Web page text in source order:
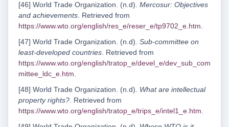
[46] World Trade Organization. (n.d). Mercosur: Objectives
and achievements. Retrieved from
https://www.wto.org/english/res_e/reser_e/tp9702_e.htm.
[47] World Trade Organization. (n.d). Sub-committee on
least-developed countries. Retrieved from
https://www.wto.org/english/tratop_e/devel_e/dev_sub_com
mittee_ldc_e.htm.
[48] World Trade Organization. (n.d). What are intellectual
property rights?. Retrieved from
https://www.wto.org/english/tratop_e/trips_e/intel1_e.htm.